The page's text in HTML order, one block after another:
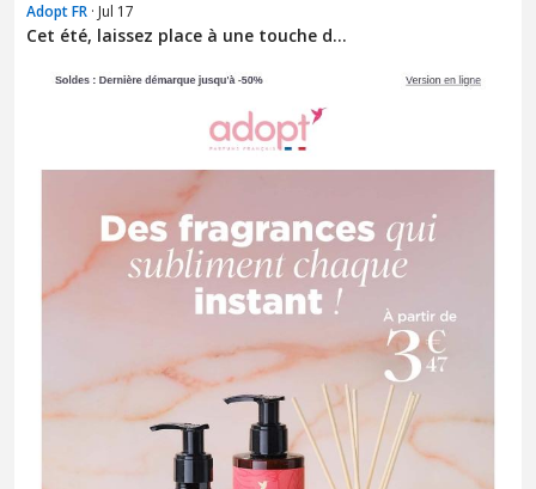
Adopt FR · Jul 17
Cet été, laissez place à une touche d...